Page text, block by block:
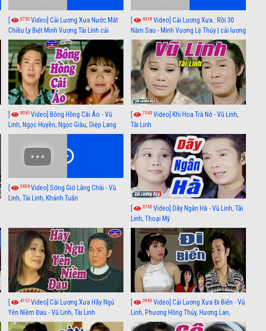
[ 5730 Video] Cải Lương Xưa Nước Mắt
Chiều Ly Biệt Minh Vương Tài Linh cải
lương xã hội hay nhất
[ 6318 Video] Cải Lương Xưa : Rồi 30
Năm Sau - Minh Vương Lệ Thủy | cải lương
xã hội hay nhất
[ 9050 Video] Bông Hồng Cài Áo - Vũ
Linh, Ngọc Huyền, Ngọc Giàu, Diệp Lang
[ 7343 Video] Khi Hoa Trà Nở - Vũ Linh,
Tài Linh
[ 3656Video] Sóng Gió Làng Chài - Vũ
Linh, Tài Linh, Khánh Tuấn
[
3765 Video] Dãy Ngân Hà - Vũ Linh, Tài
Linh, Thoại Mỹ
[ 4112 Video] Cải Lương Xưa Hãy Ngủ
Yên Niềm Đau - Vũ Linh, Tài Linh
[ 3962 Video] Cải Lương Xưa Đi Biển - Vũ
Linh, Phương Hồng Thủy, Hương Lan,
Thanh Hằng